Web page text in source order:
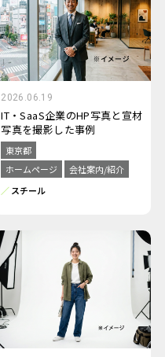
2026.06.19
IT・SaaS企業のHP写真と宣材
写真を撮影した事例
東京都
ホームページ
会社案内/紹介
スチール